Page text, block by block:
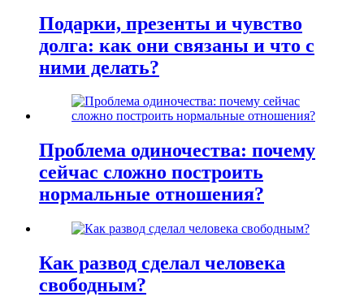
Подарки, презенты и чувство
долга: как они связаны и что с
ними делать?
Проблема одиночества: почему
сейчас сложно построить
нормальные отношения?
Как развод сделал человека
свободным?